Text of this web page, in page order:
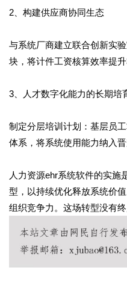
2、构建供应商协同生态
与系统厂商建立联合创新实
块，将计件工资核算效率提
3、人才数字化能力的长期培
制定分层培训计划：基层员
体系，将系统使用能力纳入
人力资源ehr系统软件的实施
型，以持续优化释放系统价
组织竞争力。这场转型没有